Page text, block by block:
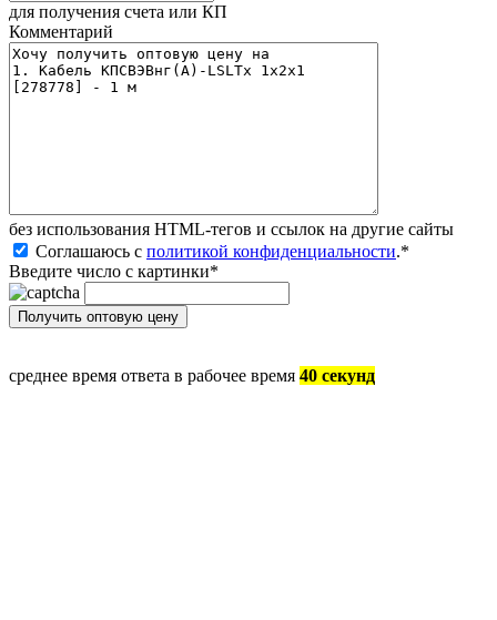
для получения счета или КП
Комментарий
без иcпользования HTML-тегов и ссылок на другие сайты
Соглашаюсь с политикой конфиденциальности.*
Введите число с картинки*
среднее время ответа в рабочее время 40 секунд